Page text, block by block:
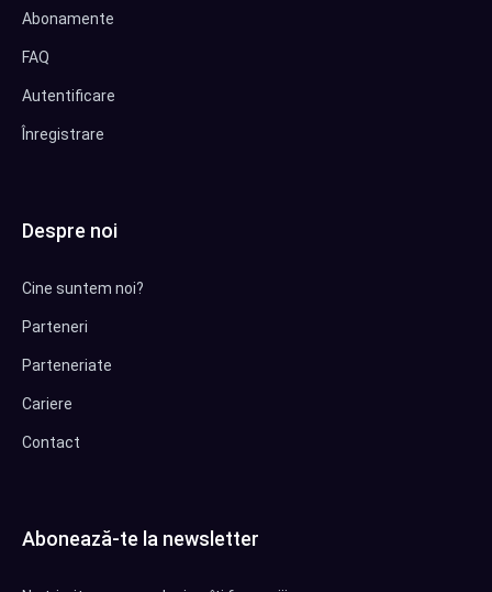
Abonamente
FAQ
Autentificare
Înregistrare
Despre noi
Cine suntem noi?
Parteneri
Parteneriate
Cariere
Contact
Abonează-te la newsletter